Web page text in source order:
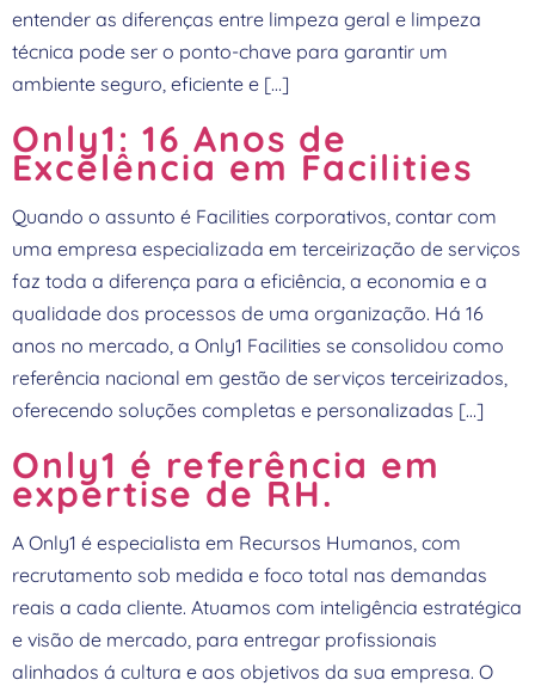
entender as diferenças entre limpeza geral e limpeza
técnica pode ser o ponto-chave para garantir um
ambiente seguro, eficiente e […]
Only1: 16 Anos de
Excelência em Facilities
Quando o assunto é Facilities corporativos, contar com
uma empresa especializada em terceirização de serviços
faz toda a diferença para a eficiência, a economia e a
qualidade dos processos de uma organização. Há 16
anos no mercado, a Only1 Facilities se consolidou como
referência nacional em gestão de serviços terceirizados,
oferecendo soluções completas e personalizadas […]
Only1 é referência em
expertise de RH.
A Only1 é especialista em Recursos Humanos, com
recrutamento sob medida e foco total nas demandas
reais a cada cliente. Atuamos com inteligência estratégica
e visão de mercado, para entregar profissionais
alinhados á cultura e aos objetivos da sua empresa. O